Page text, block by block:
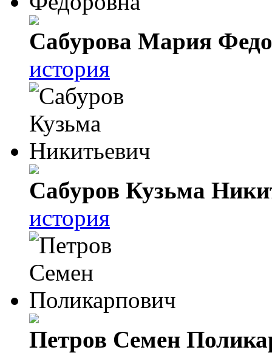
Сабурова Мария
история
Сабуров Кузьма
история
Петров Семен